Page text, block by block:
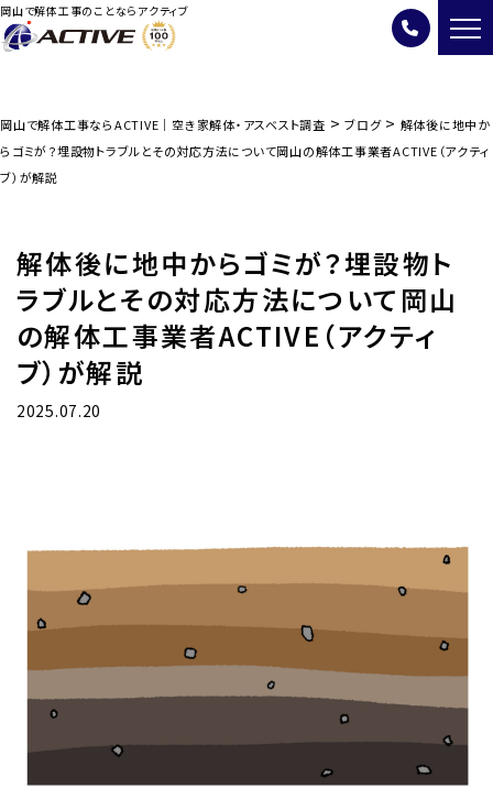
岡山で解体工事のことならアクティブ
岡山で解体工事ならACTIVE｜空き家解体・アスベスト調査 > ブログ> 解体後に地中か
らゴミが？埋設物トラブルとその対応方法について岡山の解体工事業者ACTIVE（アクティ
ブ）が解説
解体後に地中からゴミが？埋設物ト
ラブルとその対応方法について岡山
の解体工事業者ACTIVE（アクティ
ブ）が解説
2025.07.20